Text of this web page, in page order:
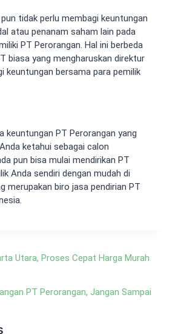
tidak perlu membagi keuntungan
atau penanam saham lain pada
PT Perorangan. Hal ini berbeda
biasa yang mengharuskan direktur
keuntungan bersama para pemilik
keuntungan PT Perorangan yang
ketahui sebagai calon
pun bisa mulai mendirikan PT
Anda sendiri dengan mudah di
merupakan biro jasa pendirian PT
Utara, Proses Cepat Harga Murah
PT Perorangan, Jangan Sampai